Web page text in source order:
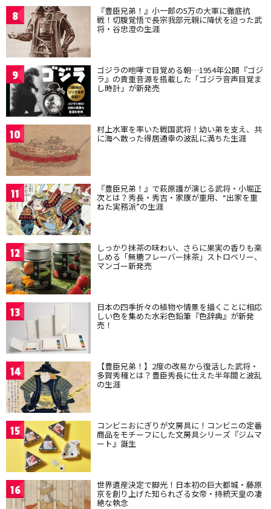
8 『豊臣兄弟！』小一郎の5万の大軍に徹底抗
戦！切腹覚悟で長宗我部元親に降伏を迫った武
将・谷忠澄の生涯
9 ゴジラの咆哮で目覚める朝…1954年公開『ゴジ
ラ』の貴重音源を搭載した「ゴジラ音声目覚ま
し時計」が新発売
10 村上水軍を率いた戦国武将！幼い弟を支え、共
に海へ散った得居通幸の波乱に満ちた生涯
11 『豊臣兄弟！』で萩原護が演じる武将・小堀正
次とは？秀長・秀吉・家康が重用、“出家を重
ねた実務派”の生涯
12 しっかり抹茶の味わい、さらに果実の香りも楽
しめる「無糖フレーバー抹茶」ストロベリー、
マンゴー新発売
13 日本の四季折々の植物や情景を描くことに相応
しい色を集めた水彩色鉛筆『色辞典』が新発
売！
14 【豊臣兄弟！】2度の改易から復活した武将・
多賀秀種とは？豊臣秀長に仕えた半年間と波乱
の生涯
15 コンビニおにぎりが文房具に！コンビニの定番
商品をモチーフにした文房具シリーズ『ジムマ
ート』誕生
16 世界遺産決定で脚光！日本初の巨大都城・藤原
京を創り上げた知られざる女帝・持統天皇の凄
絶な執念